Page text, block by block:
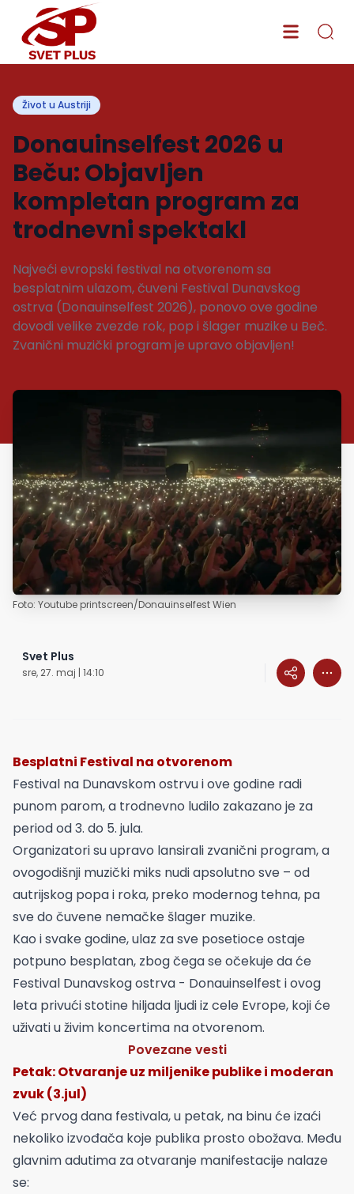
Život u Austriji
Donauinselfest 2026 u
Beču: Objavljen
kompletan program za
trodnevni spektakl
Najveći evropski festival na otvorenom sa
besplatnim ulazom, čuveni Festival Dunavskog
ostrva (Donauinselfest 2026), ponovo ove godine
dovodi velike zvezde rok, pop i šlager muzike u Beč.
Zvanični muzički program je upravo objavljen!
Foto: Youtube printscreen/Donauinselfest Wien
Svet Plus
sre, 27. maj | 14:10
Besplatni Festival na otvorenom
Festival na Dunavskom ostrvu i ove godine radi
punom parom, a trodnevno ludilo zakazano je za
period od 3. do 5. jula.
Organizatori su upravo lansirali zvanični program, a
ovogodišnji muzički miks nudi apsolutno sve – od
autrijskog popa i roka, preko modernog tehna, pa
sve do čuvene nemačke šlager muzike.
Kao i svake godine, ulaz za sve posetioce ostaje
potpuno besplatan, zbog čega se očekuje da će
Festival Dunavskog ostrva - Donauinselfest i ovog
leta privući stotine hiljada ljudi iz cele Evrope, koji će
uživati u živim koncertima na otvorenom.
Povezane vesti
Petak: Otvaranje uz miljenike publike i moderan
zvuk (3.jul)
Već prvog dana festivala, u petak, na binu će izaći
nekoliko izvođača koje publika prosto obožava. Među
glavnim adutima za otvaranje manifestacije nalaze
se: